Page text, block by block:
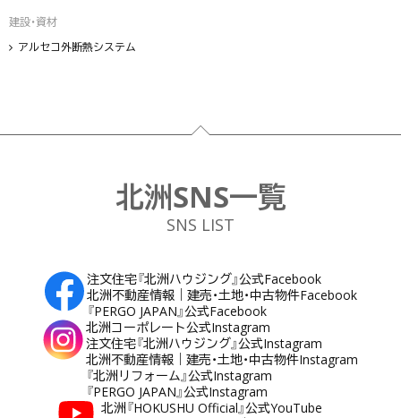
建設・資材
アルセコ外断熱システム
フッター
北洲SNS一覧
SNS LIST
注文住宅『北洲ハウジング』公式Facebook
北洲不動産情報｜建売・土地・中古物件Facebook
『PERGO JAPAN』公式Facebook
北洲コーポレート公式Instagram
注文住宅『北洲ハウジング』公式Instagram
北洲不動産情報｜建売・土地・中古物件Instagram
『北洲リフォーム』公式Instagram
『PERGO JAPAN』公式Instagram
北洲『HOKUSHU Official』公式YouTube